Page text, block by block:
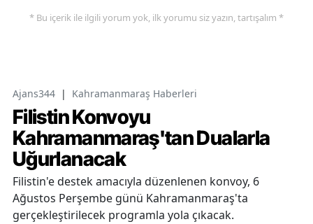
* Bu içerik ile ilgili yorum yok, ilk yorumu siz yazın, tartışalım *
Ajans344 | Kahramanmaraş Haberleri
Filistin Konvoyu
Kahramanmaraş'tan Dualarla
Uğurlanacak
Filistin'e destek amacıyla düzenlenen konvoy, 6
Ağustos Perşembe günü Kahramanmaraş'ta
gerçekleştirilecek programla yola çıkacak.